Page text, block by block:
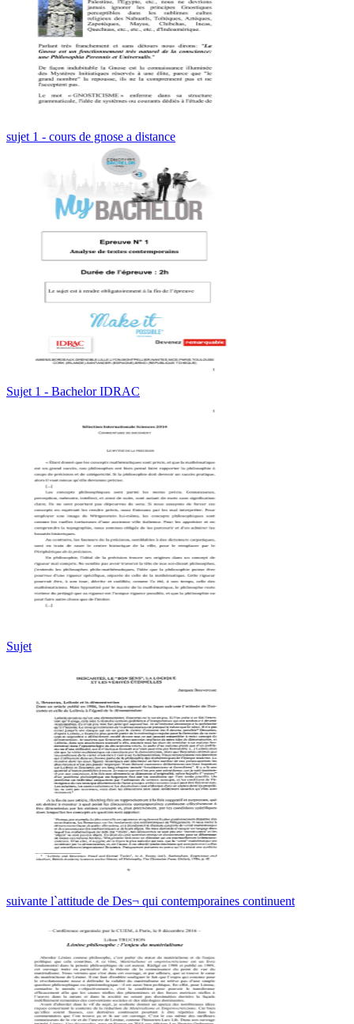
sujet 1 - cours de gnose a distance
Sujet 1 - Bachelor IDRAC
Sujet
suivante l`attitude de Des¬ qui contemporaines continuent